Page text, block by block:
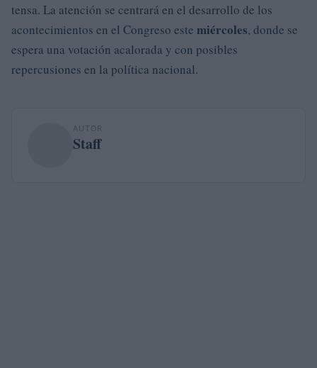
tensa. La atención se centrará en el desarrollo de los
acontecimientos en el Congreso este miércoles, donde se
espera una votación acalorada y con posibles
repercusiones en la política nacional.
AUTOR
Staff